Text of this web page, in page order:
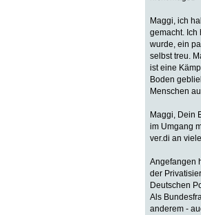
Maggi, ich
gemacht. Ich
wurde, ein
selbst treu.
ist eine
Boden
Menschen
Maggi, Dein
im Umgang
ver.di an
Angefangen
der
Deutschen
Als
anderem -